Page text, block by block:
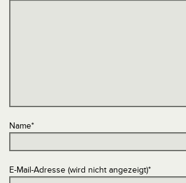
Name*
E-Mail-Adresse (wird nicht angezeigt)*